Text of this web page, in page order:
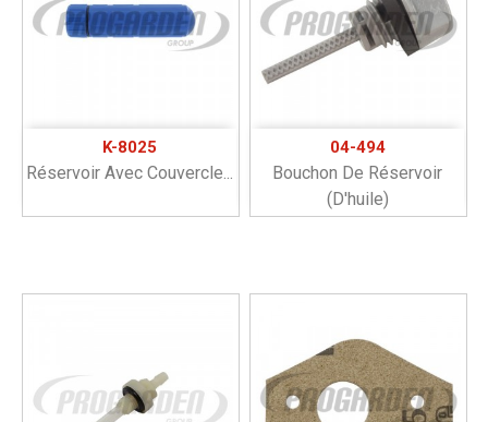
K-8025
Réservoir Avec Couvercle...
04-494
Bouchon De Réservoir
(d'huile)